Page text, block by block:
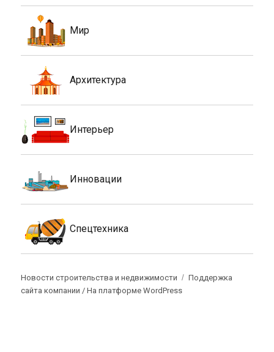
Мир
Архитектура
Интерьер
Инновации
Спецтехника
Новости строительства и недвижимости
Поддержка
сайта компании /На платформе WordPress